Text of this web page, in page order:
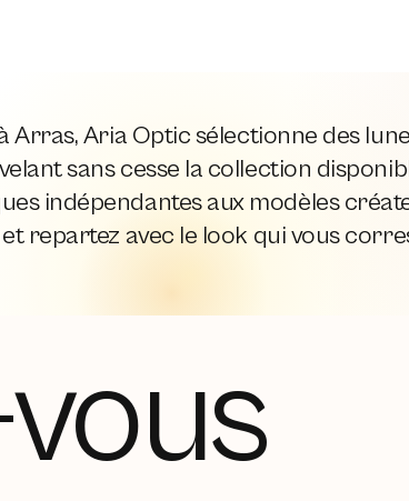
Arras, Aria Optic sélectionne des
sans cesse la collection
indépendantes aux modèles
repartez avec le look qui vous